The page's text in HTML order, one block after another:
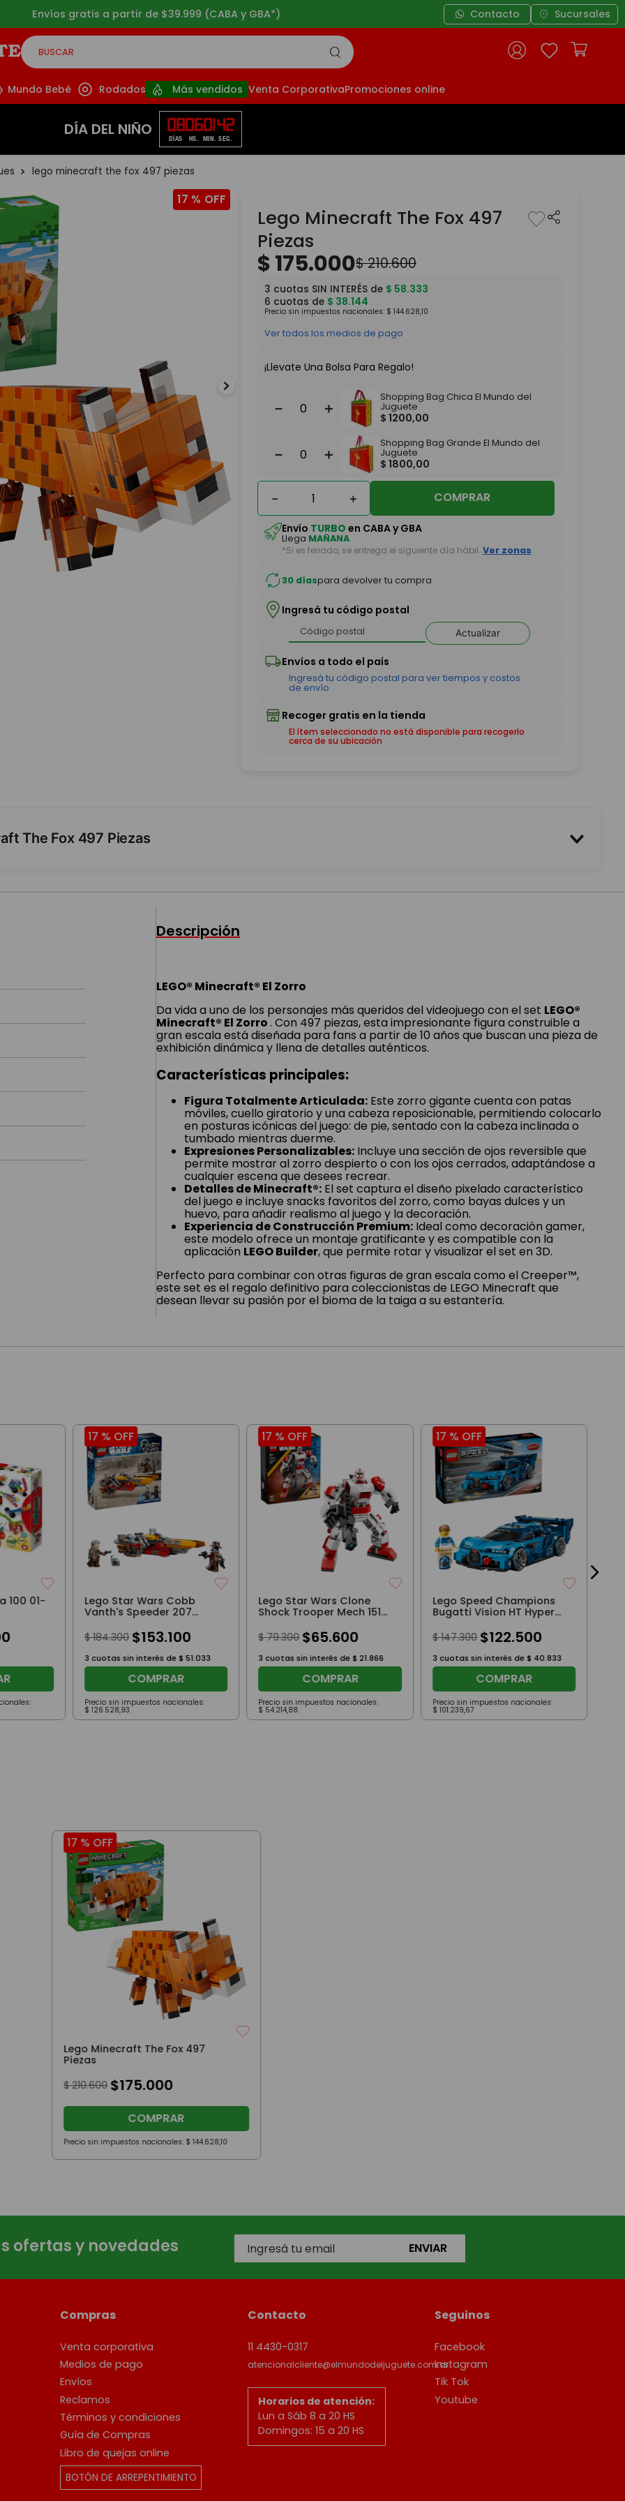
Envíos gratis a partir de $39.999 (CABA y GBA*) Contacto Sucursales
BUSCAR
Mundo Bebé Rodados Más vendidos Venta CorporativaPromociones online
DÍA DEL NIÑO 08
DÍAS
06
HS.
01
MIN.
40
SEG.
lego minecraft the fox 497 piezas
17 %
Lego Minecraft The Fox 497
Piezas
$175.000$210.600
3 cuotas SIN INTERÉS de $ 58.333
6 cuotas de $ 38.144
Precio sin impuestos nacionales: $ 144.628,10
Ver todos los medios de pago
¡Llevate Una Bolsa Para Regalo!
＋
－
Shopping Bag Chica El Mundo del
Juguete
$ 1200,00
＋
－
Shopping Bag Grande El Mundo del
Juguete
$ 1800,00
＋
－ COMPRAR
Envío TURBO en CABA y GBA
Llega MAÑANA
*Si es feriado, se entrega el siguiente día hábil. Ver zonas
30 díaspara devolver tu compra
Ingresá tu código postal
Actualizar
El ítem seleccionado no está disponible para recogerlo
cerca de su ubicación
The Fox 497 Piezas
Descripción
LEGO® Minecraft® El Zorro
Da vida a uno de los personajes más queridos del videojuego con el set LEGO®
Minecraft® El Zorro. Con 497 piezas, esta impresionante figura construible a
gran escala está diseñada para fans a partir de 10 años que buscan una pieza de
exhibición dinámica y llena de detalles auténticos.
Características principales:
Figura Totalmente Articulada: Este zorro gigante cuenta con patas
móviles, cuello giratorio y una cabeza reposicionable, permitiendo colocarlo
en posturas icónicas del juego: de pie, sentado con la cabeza inclinada o
tumbado mientras duerme.
Expresiones Personalizables: Incluye una sección de ojos reversible que
permite mostrar al zorro despierto o con los ojos cerrados, adaptándose a
cualquier escena que desees recrear.
Detalles de Minecraft®: El set captura el diseño pixelado característico
del juego e incluye snacks favoritos del zorro, como bayas dulces y un
huevo, para añadir realismo al juego y la decoración.
Experiencia de Construcción Premium: Ideal como decoración gamer,
este modelo ofrece un montaje gratificante y es compatible con la
aplicación LEGO Builder, que permite rotar y visualizar el set en 3D.
Perfecto para combinar con otras figuras de gran escala como el Creeper™,
este set es el regalo definitivo para coleccionistas de LEGO Minecraft que
desean llevar su pasión por el bioma de la taiga a su estantería.
100 01-
17 % OFF
Lego Star Wars Cobb
Vanth's Speeder 207
$ 184.300 $153.100
3 cuotas sin interés de $ 51.033
COMPRAR
Precio sin impuestos nacionales:
$ 126.528,93
17 % OFF
Lego Star Wars Clone
Shock Trooper Mech 151
$ 79.300 $65.600
3 cuotas sin interés de $ 21.866
COMPRAR
Precio sin impuestos nacionales:
$ 54.214,88
17 % OFF
Lego Speed Champions
Bugatti Vision HT Hyper
Sports Car 284 Piezas
$ 147.300 $122.500
3 cuotas sin interés de $ 40.833
COMPRAR
Precio sin impuestos nacionales:
$ 101.239,67
17 %OFF
Lego Minecraft The Fox 497
Piezas
$ 210.600 $175.000
COMPRAR
Precio sin impuestos nacionales: $ 144.628,10
ofertas y novedades ENVIAR
Compras
Venta corporativa
Medios de pago
Envíos
Reclamos
Términos y condiciones
Guía de Compras
Libro de quejas online
BOTÓN DE ARREPENTIMIENTO
Contacto
11 4430-0317
atencionalcliente@elmundodeljuguete.com.ar
Horarios de atención:
Lun a Sáb 8 a 20 HS
Domingos: 15 a 20 HS
Seguinos
Facebook
Instagram
Tik Tok
Youtube